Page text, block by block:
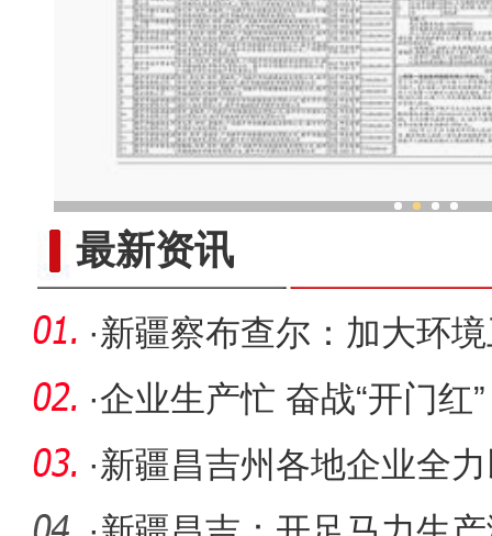
最新资讯
·新疆察布查尔：加大环
乡村振兴
·企业生产忙 奋战“开门红”
·新疆昌吉州各地企业全